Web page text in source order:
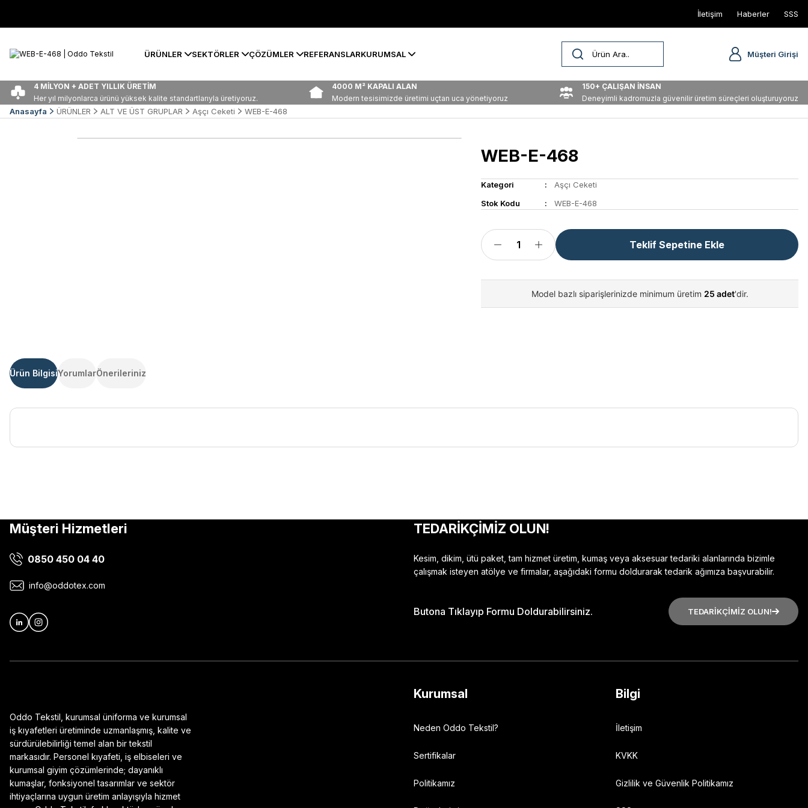
İletişim Haberler SSS
ÜRÜNLER SEKTÖRLER ÇÖZÜMLER REFERANSLARKURUMSAL Müşteri Girişi
4 MİLYON + ADET YILLIK ÜRETİM
Her yıl milyonlarca ürünü yüksek kalite standartlarıyla üretiyoruz.
4000 M² KAPALI ALAN
Modern tesisimizde üretimi uçtan uca yönetiyoruz
150+ ÇALIŞAN İNSAN
Deneyimli kadromuzla güvenilir üretim süreçleri oluşturuyoruz
Anasayfa ÜRÜNLER ALT VE ÜST GRUPLAR Aşçı Ceketi WEB-E-468
WEB-E-468
Kategori
Aşçı Ceketi
Stok Kodu
WEB-E-468
Teklif Sepetine Ekle
Model bazlı siparişlerinizde minimum üretim 25 adet'dir.
Ürün BilgisiYorumlarÖnerileriniz
Yorum Yaz
Ürün resmi kalitesiz, bozuk veya görüntülenemiyor.
Ürün bilgilerinde hatalar bulunuyor.
Müşteri Hizmetleri
0850 450 04 40
info@oddotex.com
TEDARİKÇİMİZ OLUN!
Kesim, dikim, ütü paket, tam hizmet üretim, kumaş veya aksesuar tedariki alanlarında bizimle
çalışmak isteyen atölye ve firmalar, aşağıdaki formu doldurarak tedarik ağımıza başvurabilir.
Butona Tıklayıp Formu Doldurabilirsiniz. TEDARİKÇİMİZ OLUN!
Oddo Tekstil, kurumsal üniforma ve kurumsal
iş kıyafetleri üretiminde uzmanlaşmış, kalite ve
sürdürülebilirliği temel alan bir tekstil
markasıdır. Personel kıyafeti, iş elbiseleri ve
kurumsal giyim çözümlerinde; dayanıklı
kumaşlar, fonksiyonel tasarımlar ve sektör
ihtiyaçlarına uygun üretim anlayışıyla hizmet
Kurumsal
Neden Oddo Tekstil?
Sertifikalar
Politikamız
Bilgi
İletişim
KVKK
Gizlilik ve Güvenlik Politikamız